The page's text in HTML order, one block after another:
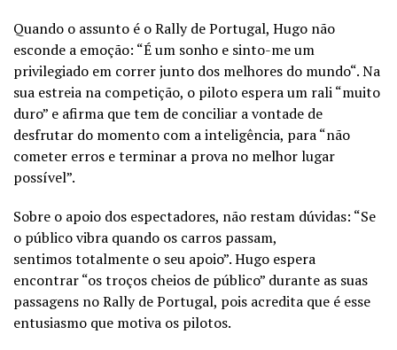
Quando o assunto é o Rally de Portugal, Hugo não
esconde a emoção: “É um sonho e sinto-me um
privilegiado em correr junto dos melhores do mundo“. Na
sua estreia na competição, o piloto espera um rali “muito
duro” e afirma que tem de conciliar a vontade de
desfrutar do momento com a inteligência, para “não
cometer erros e terminar a prova no melhor lugar
possível”.
Sobre o apoio dos espectadores, não restam dúvidas: “Se
o público vibra quando os carros passam,
sentimos totalmente o seu apoio”. Hugo espera
encontrar “os troços cheios de público” durante as suas
passagens no Rally de Portugal, pois acredita que é esse
entusiasmo que motiva os pilotos.